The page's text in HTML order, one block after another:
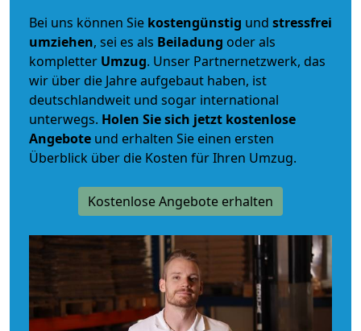
Bei uns können Sie kostengünstig und stressfrei
umziehen, sei es als Beiladung oder als
kompletter Umzug. Unser Partnernetzwerk, das
wir über die Jahre aufgebaut haben, ist
deutschlandweit und sogar international
unterwegs. Holen Sie sich jetzt kostenlose
Angebote und erhalten Sie einen ersten
Überblick über die Kosten für Ihren Umzug.
Kostenlose Angebote erhalten